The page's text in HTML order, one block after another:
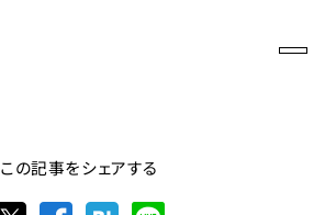
この記事をシェアする